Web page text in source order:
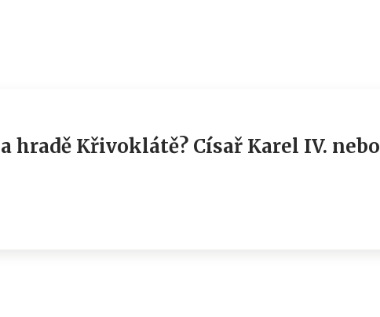
hradě Křivoklátě? Císař Karel IV.